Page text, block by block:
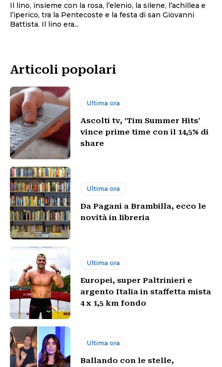
Il lino, insieme con la rosa, l’elenio, la silene, l’achillea e
l’iperico, tra la Pentecoste e la festa di san Giovanni
Battista. Il lino era...
Articoli popolari
Ultima ora
Ascolti tv, ‘Tim Summer Hits’
vince prime time con il 14,5% di
share
Ultima ora
Da Pagani a Brambilla, ecco le
novità in libreria
Ultima ora
Europei, super Paltrinieri e
argento Italia in staffetta mista
4 x 1,5 km fondo
Ultima ora
Ballando con le stelle,